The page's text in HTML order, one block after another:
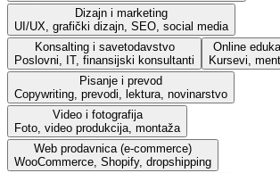
Dizajn i marketing
UI/UX, grafički dizajn, SEO, social media
Konsalting i savetodavstvo
Poslovni, IT, finansijski konsultanti
Online
Kursevi,
Pisanje i prevod
Copywriting, prevodi, lektura, novinarstvo
Video i fotografija
Foto, video produkcija, montaža
Web prodavnica (e-commerce)
WooCommerce, Shopify, dropshipping